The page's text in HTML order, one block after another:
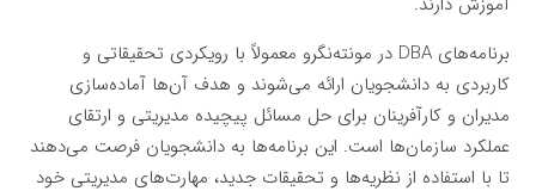
برنامه‌های DBA در مونته‌نگرو معمولاً با رویکردی تحقیقاتی و
کاربردی به دانشجویان ارائه می‌شوند و هدف آن‌ها آماده‌سازی
مدیران و کارآفرینان برای حل مسائل پیچیده مدیریتی و ارتقای
عملکرد سازمان‌ها است. این برنامه‌ها به دانشجویان فرصت می‌دهند
تا با استفاده از نظریه‌ها و تحقیقات جدید، مهارت‌های مدیریتی خود